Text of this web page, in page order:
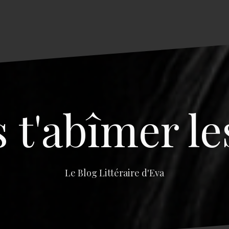
t'abîmer
Le Blog Littéraire d'Eva